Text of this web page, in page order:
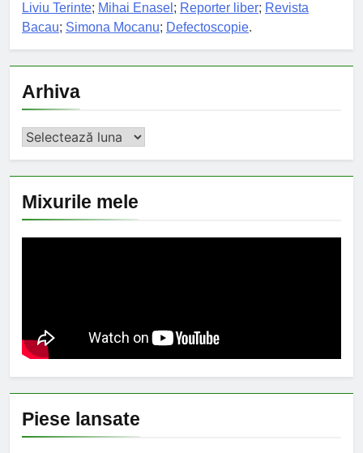
Liviu Terinte; Mihai Enasel ; Reporter liber; Revista
Bacau; Simona Mocanu; Defectoscopie.
Arhiva
Arhiva
Mixurile mele
Piese lansate